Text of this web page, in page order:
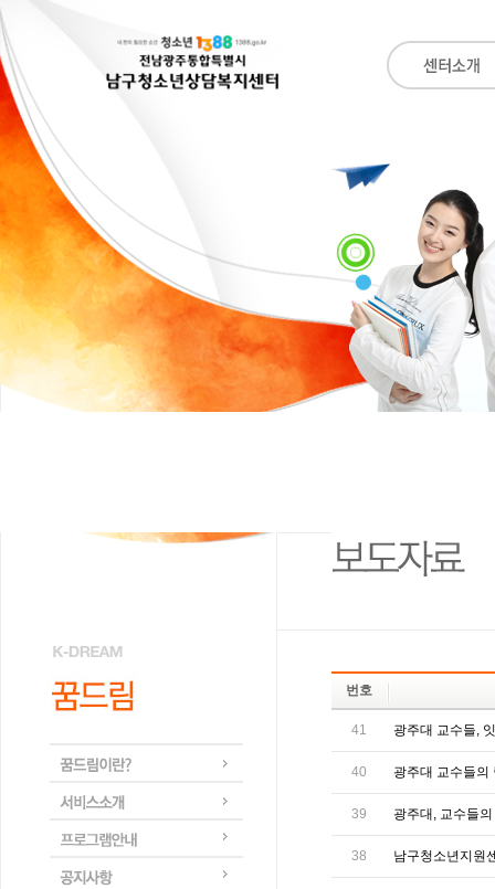
번호
41 광주대 교수들,
40 광주대 교수들의
39 광주대, 교수들의
38 남구청소년지원